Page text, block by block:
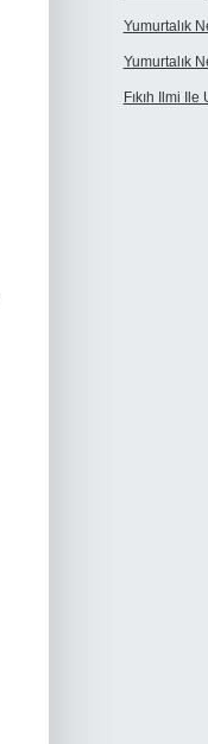
Yumurtalık
Yumurtalık
Fıkıh Ilmi